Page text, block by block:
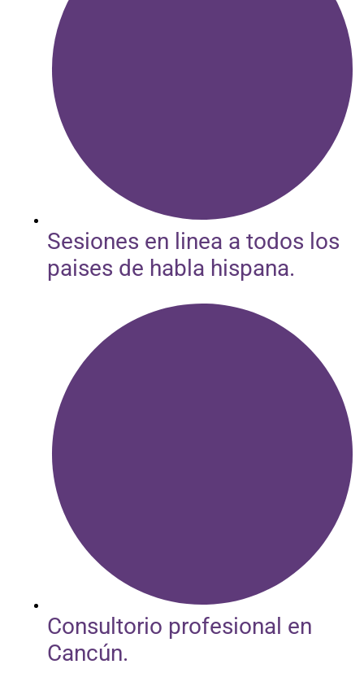
Sesiones en linea a todos los
paises de habla hispana.
Consultorio profesional en
Cancún.